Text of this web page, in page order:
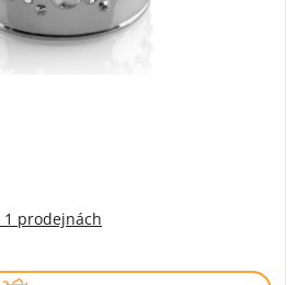
1 prodejnách